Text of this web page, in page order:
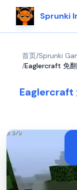
Sprunki
首页/Sprunki
/Eaglercraft 免
Eaglercraft